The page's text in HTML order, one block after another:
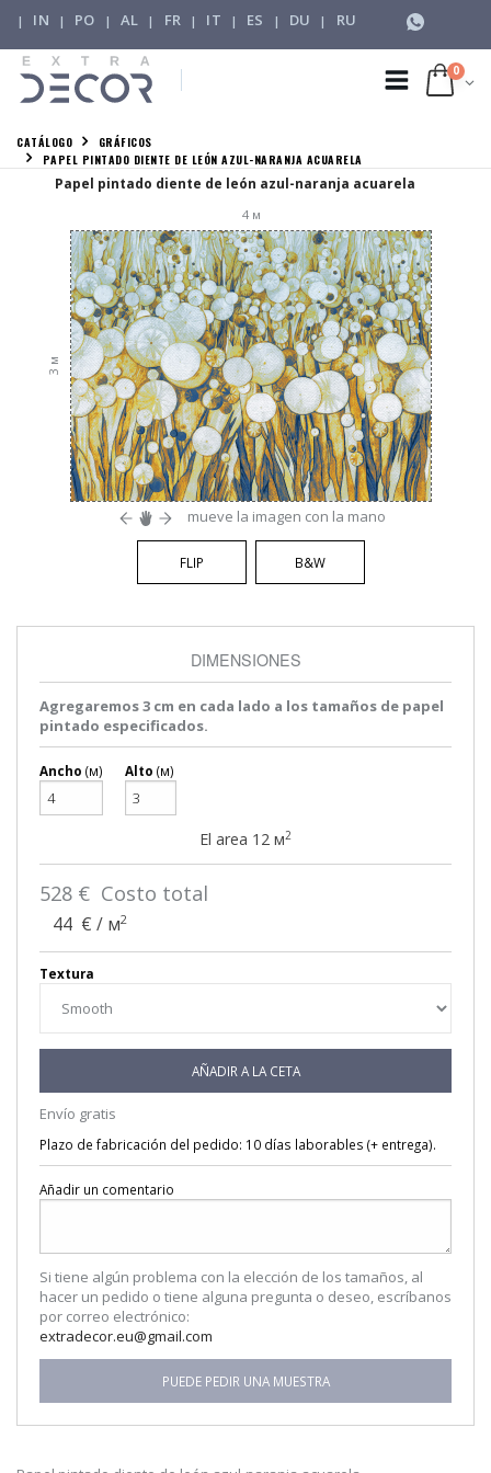
| IN | PO | AL | FR | IT | ES | DU | RU
0
CATÁLOGO
GRÁFICOS
PAPEL PINTADO DIENTE DE LEÓN AZUL-NARANJA ACUARELA
Papel pintado diente de león azul-naranja acuarela
4м
3
м
mueve la imagen con la mano
FLIP B&W
DIMENSIONES
Agregaremos 3 cm en cada lado a los tamaños de papel
pintado especificados.
Ancho (м) Alto (м)
El area 12 м2
528 € Costo total
44 € / м2
Textura
AÑADIR A LA CETA
Envío gratis
Plazo de fabricación del pedido: 10 días laborables (+ entrega).
Añadir un comentario
Si tiene algún problema con la elección de los tamaños, al
hacer un pedido o tiene alguna pregunta o deseo, escríbanos
por correo electrónico:
extradecor.eu@gmail.com
PUEDE PEDIR UNA MUESTRA